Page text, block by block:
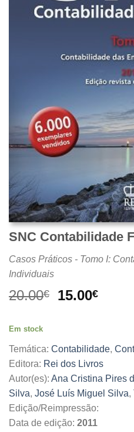
SNC Contabilidade
Casos Práticos - Tomo I:
Individuais
20.00€
O
20.00€.
15.00€O
Em stock
Temática: Contabilidade,
Editora: Rei dos Livros
Autor(es): Ana Cristina Pires
Silva, José Luís Miguel Silva,
Edição/Reimpressão:
Data de edição: 2011